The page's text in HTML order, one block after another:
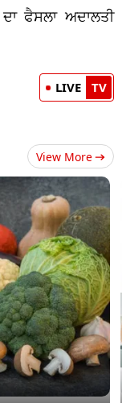
ਫੈਸਲਾ ਅਦਾਲਤੀ
LIVE TV
View More